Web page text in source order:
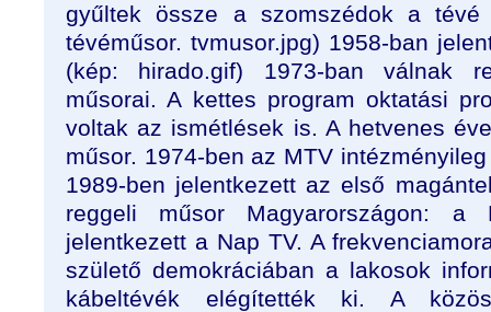
gyűltek össze a szomszédok a tévé
tévéműsor. tvmusor.jpg) 1958-ban
(kép: hirado.gif) 1973-ban válnak
műsorai. A kettes program oktatási
voltak az ismétlések is. A hetvenes
műsor. 1974-ben az MTV
1989-ben jelentkezett az első
reggeli műsor Magyarországon: a
jelentkezett a Nap TV. A
születő demokráciában a lakosok
kábeltévék elégítették ki. A